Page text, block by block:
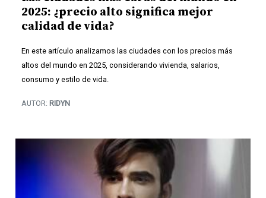
2025: ¿precio alto significa mejor
calidad de vida?
En este artículo analizamos las ciudades con los precios más
altos del mundo en 2025, considerando vivienda, salarios,
consumo y estilo de vida.
AUTOR: RIDYN